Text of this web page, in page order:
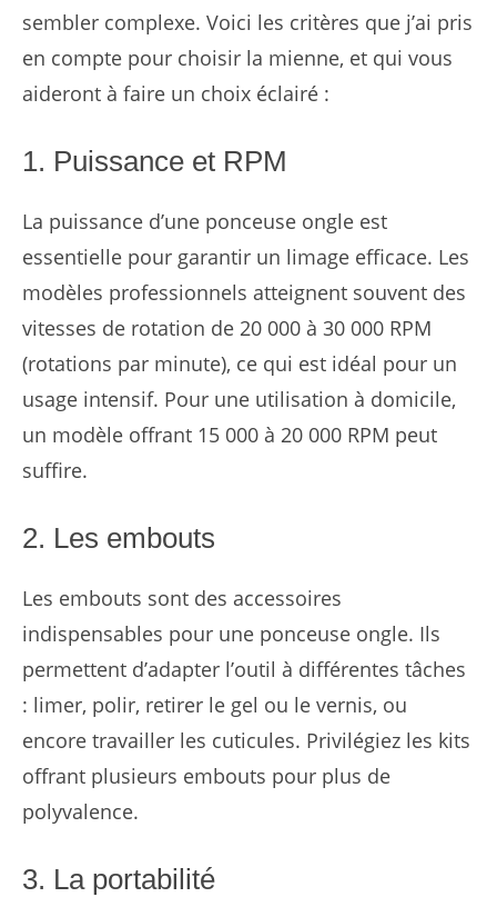
sembler complexe. Voici les critères que j’ai pris
en compte pour choisir la mienne, et qui vous
aideront à faire un choix éclairé :
1. Puissance et RPM
La puissance d’une ponceuse ongle est
essentielle pour garantir un limage efficace. Les
modèles professionnels atteignent souvent des
vitesses de rotation de 20 000 à 30 000 RPM
(rotations par minute), ce qui est idéal pour un
usage intensif. Pour une utilisation à domicile,
un modèle offrant 15 000 à 20 000 RPM peut
suffire.
2. Les embouts
Les embouts sont des accessoires
indispensables pour une ponceuse ongle. Ils
permettent d’adapter l’outil à différentes tâches
: limer, polir, retirer le gel ou le vernis, ou
encore travailler les cuticules. Privilégiez les kits
offrant plusieurs embouts pour plus de
polyvalence.
3. La portabilité